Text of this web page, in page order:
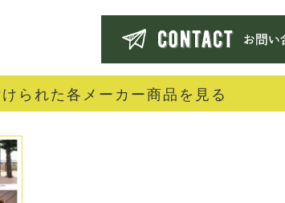
られた各メーカー商品を見る